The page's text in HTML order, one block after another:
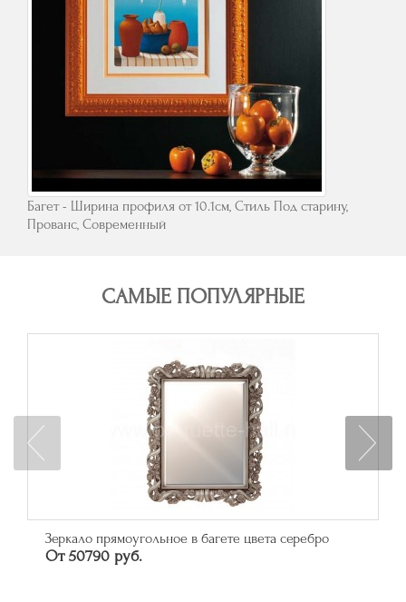
Багет - Ширина профиля от 10.1см, Стиль Под старину,
Прованс, Современный
САМЫЕ ПОПУЛЯРНЫЕ
Зеркало прямоугольное в багете цвета серебро
От 50790 руб.